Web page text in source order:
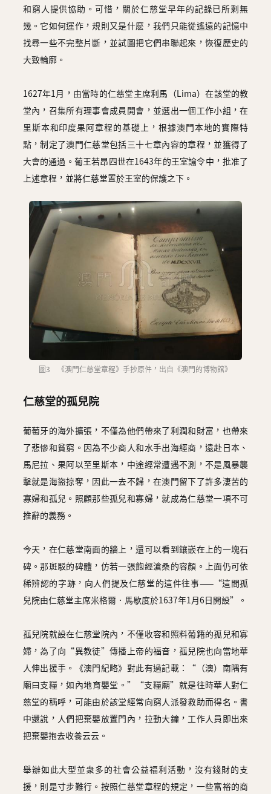
和窮人提供協助。可惜，關於仁慈堂早年的記錄已所剩無
幾。它如何運作，規則又是什麽，我們只能從遙遠的記憶中
找尋一些不完整片斷，並試圖把它們串聯起來，恢復歷史的
大致輪廓。
1627年1月，由當時的仁慈堂主席利馬（Lima）在該堂的教
堂內，召集所有理事會成員開會，並選出一個工作小組，在
里斯本和印度果阿章程的基礎上，根據澳門本地的實際特
點，制定了澳門仁慈堂包括三十七章內容的章程，並獲得了
大會的通過。葡王若昂四世在1643年的王室諭令中，批准了
上述章程，並將仁慈堂置於王室的保護之下。
圖3 《澳門仁慈堂章程》手抄原件，出自《澳門的博物館》
仁慈堂的孤兒院
葡萄牙的海外擴張，不僅為他們帶來了利潤和財富，也帶來
了悲慘和貧窮。因為不少商人和水手出海經商，遠赴日本、
馬尼拉、果阿以至里斯本，中途經常遭遇不測，不是風暴襲
擊就是海盜掠奪，因此一去不歸，在澳門留下了許多淒苦的
寡婦和孤兒。照顧那些孤兒和寡婦，就成為仁慈堂一項不可
推辭的義務。
今天，在仁慈堂南面的牆上，還可以看到鑲嵌在上的一塊石
碑。那斑駁的碑體，仿若一張飽經滄桑的容顏。上面仍可依
稀辨認的字跡，向人們提及仁慈堂的這件往事——“這間孤
兒院由仁慈堂主席米格爾．馬歇度於1637年1月6日開設”。
孤兒院就設在仁慈堂院內，不僅收容和照料葡籍的孤兒和寡
婦，為了向“異教徒”傳播上帝的福音，孤兒院也向當地華
人伸出援手。《澳門紀略》對此有過記載：“（澳）南隅有
廟曰支糧，如內地育嬰堂。”“支糧廟”就是往時華人對仁
慈堂的稱呼，可能由於該堂經常向窮人派發救助而得名。書
中還說，人們把棄嬰放置門內，拉動大鐘，工作人員即出來
把棄嬰抱去收養云云。
舉辦如此大型並衆多的社會公益福利活動，沒有錢財的支
援，則是寸步難行。按照仁慈堂章程的規定，一些富裕的商